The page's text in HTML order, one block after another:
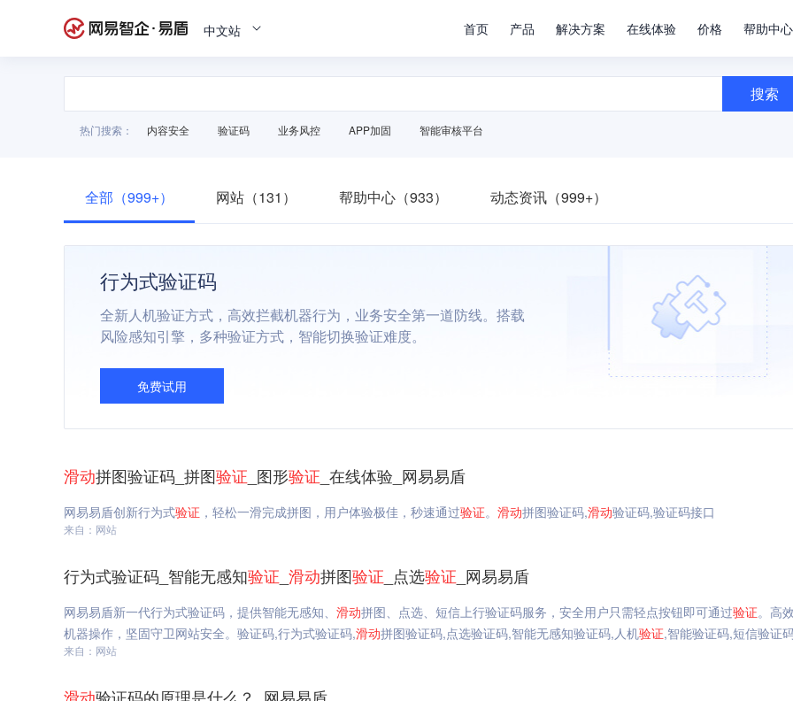
中文站 首页 产品 解决方案 在线体验 价格 帮助中心
搜索
热门搜索： 内容安全 验证码 业务风控 APP加固 智能审核平台
全部（999+） 网站（131） 帮助中心（933） 动态资讯（999+）
行为式验证码
全新人机验证方式，高效拦截机器行为，业务安全第一道防线。搭载
风险感知引擎，多种验证方式，智能切换验证难度。
免费试用
滑动拼图验证码_拼图验证 _图形验证 _在线体验_网易易盾
网易易盾创新行为式验证 ，轻松一滑完成拼图，用户体验极佳，秒速通过验证。 滑动拼图验证码,滑动验证码,验证码接口
来自：网站
行为式验证码_智能无感知验证 滑动拼图验证 _点选验证 _网易易盾
网易易盾新一代行为式验证码，提供智能无感知、 滑动拼图、点选、短信上行验证码服务，安全用户只需轻点按钮即可通过验证。高
机器操作，坚固守卫网站安全。验证码,行为式验证码,滑动拼图验证码,点选验证码,智能无感知验证码,人机验证,智能验证码,短信验证
来自：网站